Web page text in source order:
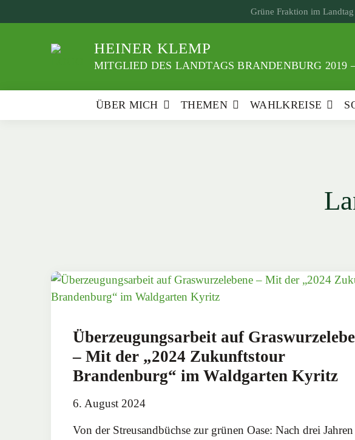
zum
Grüne Fraktion im Landtag
HEINER KLEMP
MITGLIED DES LANDTAGS BRANDENBURG 2019
ÜBER MICH THEMEN WAHLKREISE
Überzeugungsarbeit auf
– Mit der „2024 Zukunftstour
Brandenburg“ im Waldgarten Kyritz
6. August 2024
Von der Streusandbüchse zur grünen Oase: Nach drei